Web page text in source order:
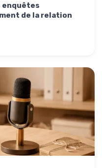
enquêtes
de la relation